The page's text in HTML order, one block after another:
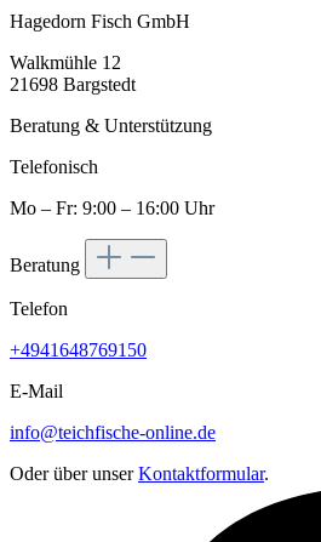
Hagedorn Fisch GmbH
Walkmühle 12
21698 Bargstedt
Beratung & Unterstützung
Telefonisch
Mo – Fr: 9:00 – 16:00 Uhr
Beratung
Telefon
+4941648769150
E-Mail
info@teichfische-online.de
Oder über unserKontaktformular.